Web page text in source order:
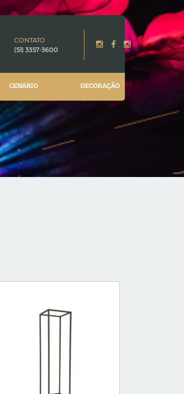
CONTATO
(51) 3357-3600
CENÁRIO DECORAÇÃO